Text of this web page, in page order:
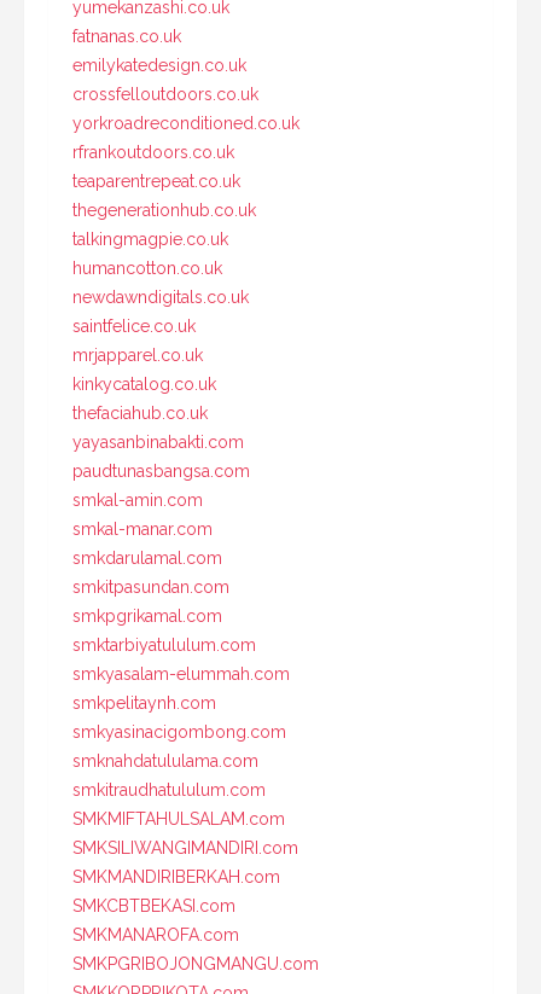
yumekanzashi.co.uk
fatnanas.co.uk
emilykatedesign.co.uk
crossfelloutdoors.co.uk
yorkroadreconditioned.co.uk
rfrankoutdoors.co.uk
teaparentrepeat.co.uk
thegenerationhub.co.uk
talkingmagpie.co.uk
humancotton.co.uk
newdawndigitals.co.uk
saintfelice.co.uk
mrjapparel.co.uk
kinkycatalog.co.uk
thefaciahub.co.uk
yayasanbinabakti.com
paudtunasbangsa.com
smkal-amin.com
smkal-manar.com
smkdarulamal.com
smkitpasundan.com
smkpgrikamal.com
smktarbiyatululum.com
smkyasalam-elummah.com
smkpelitaynh.com
smkyasinacigombong.com
smknahdatululama.com
smkitraudhatululum.com
SMKMIFTAHULSALAM.com
SMKSILIWANGIMANDIRI.com
SMKMANDIRIBERKAH.com
SMKCBTBEKASI.com
SMKMANAROFA.com
SMKPGRIBOJONGMANGU.com